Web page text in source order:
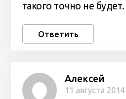
такого точно не будет.
Ответить
Алексей
11 августа